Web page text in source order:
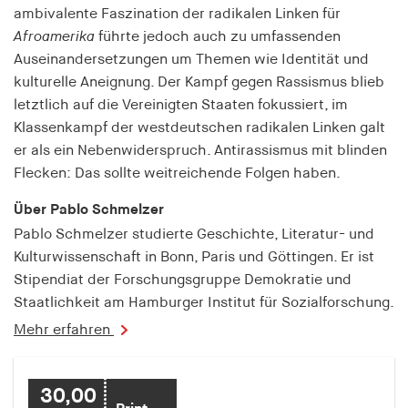
ambivalente Faszination der radikalen Linken für
Afroamerika führte jedoch auch zu umfassenden
Auseinandersetzungen um Themen wie Identität und
kulturelle Aneignung. Der Kampf gegen Rassismus blieb
letztlich auf die Vereinigten Staaten fokussiert, im
Klassenkampf der westdeutschen radikalen Linken galt
er als ein Nebenwiderspruch. Antirassismus mit blinden
Flecken: Das sollte weitreichende Folgen haben.
Über Pablo Schmelzer
Pablo Schmelzer studierte Geschichte, Literatur- und
Kulturwissenschaft in Bonn, Paris und Göttingen. Er ist
Stipendiat der Forschungsgruppe Demokratie und
Staatlichkeit am Hamburger Institut für Sozialforschung.
Mehr erfahren
30,00
fonts_loaded
Anbieter:
hamburger-edition.de
Cookie Laufzeit: